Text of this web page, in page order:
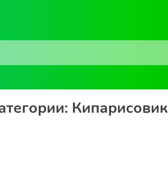
Кипарисовик